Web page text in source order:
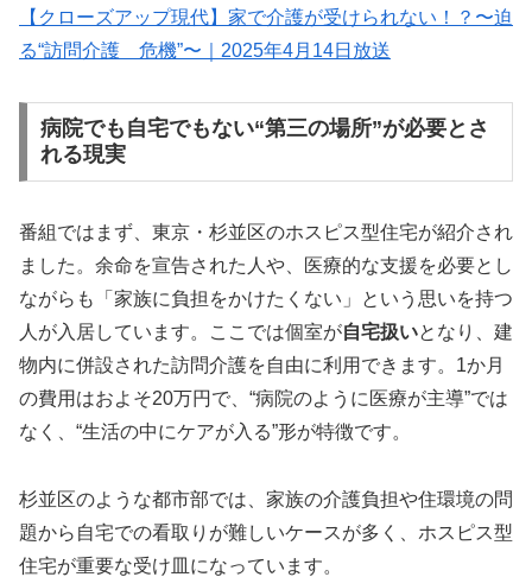
【クローズアップ現代】家で介護が受けられない！？〜迫
る“訪問介護 危機”〜｜2025年4月14日放送
病院でも自宅でもない“第三の場所”が必要とさ
れる現実
番組ではまず、東京・杉並区のホスピス型住宅が紹介され
ました。余命を宣告された人や、医療的な支援を必要とし
ながらも「家族に負担をかけたくない」という思いを持つ
人が入居しています。ここでは個室が自宅扱いとなり、建
物内に併設された訪問介護を自由に利用できます。1か月
の費用はおよそ20万円で、“病院のように医療が主導”では
なく、“生活の中にケアが入る”形が特徴です。
杉並区のような都市部では、家族の介護負担や住環境の問
題から自宅での看取りが難しいケースが多く、ホスピス型
住宅が重要な受け皿になっています。